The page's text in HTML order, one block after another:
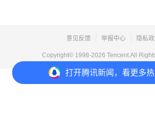
打开腾讯新闻，看更多
意见反馈 举报中心 隐私
Copyright© 1998-2026 Tencent.All